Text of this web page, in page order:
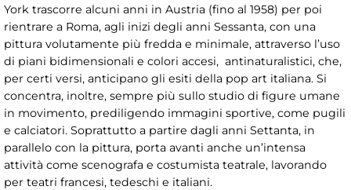
York trascorre alcuni anni in Austria (fino al 1958) per poi
rientrare a Roma, agli inizi degli anni Sessanta, con una
pittura volutamente più fredda e minimale, attraverso l’uso
di piani bidimensionali e colori accesi, antinaturalistici, che,
per certi versi, anticipano gli esiti della pop art italiana. Si
concentra, inoltre, sempre più sullo studio di figure umane
in movimento, prediligendo immagini sportive, come pugili
e calciatori. Soprattutto a partire dagli anni Settanta, in
parallelo con la pittura, porta avanti anche un’intensa
attività come scenografa e costumista teatrale, lavorando
per teatri francesi, tedeschi e italiani.